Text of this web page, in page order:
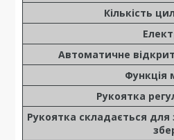
Кількість
Автоматичне
Функція
Рукоятка
Рукоятка складається для